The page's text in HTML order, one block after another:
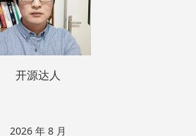
开源达人
2026 年 8 月